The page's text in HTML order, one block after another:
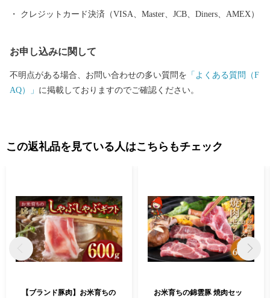
援をよろしくお願いします。
クレジットカード決済（VISA、Master、JCB、Diners、AMEX）
お申し込みに関して
不明点がある場合、お問い合わせの多い質問を 「よくある質問（F
AQ）」 に掲載しておりますのでご確認ください。
この返礼品を見ている人はこちらもチェック
【ブランド豚肉】お米育ちの
お米育ちの錦雲豚 焼肉セッ